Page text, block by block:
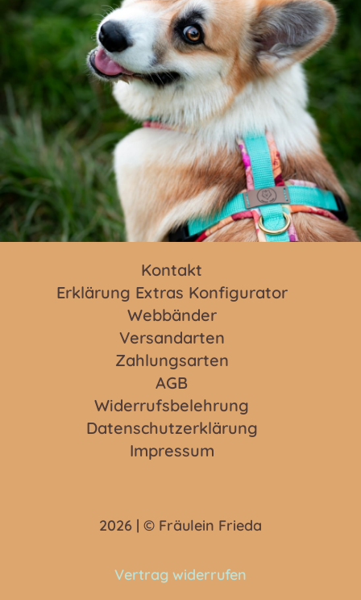
Kontakt
Erklärung Extras Konfigurator
Webbänder
Versandarten
Zahlungsarten
AGB
Widerrufsbelehrung
Datenschutzerklärung
Impressum
2026 | © Fräulein Frieda
Vertrag widerrufen